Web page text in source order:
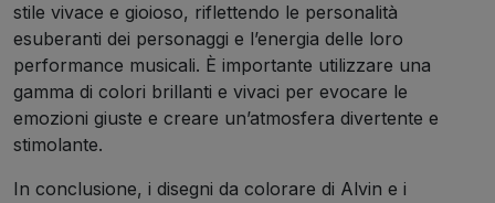
stile vivace e gioioso, riflettendo le personalità
esuberanti dei personaggi e l’energia delle loro
performance musicali. È importante utilizzare una
gamma di colori brillanti e vivaci per evocare le
emozioni giuste e creare un’atmosfera divertente e
stimolante.
In conclusione, i disegni da colorare di Alvin e i